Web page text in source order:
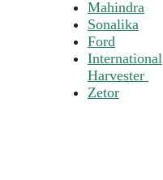
Mahindra
Sonalika
Ford
International
Harvester
Zetor